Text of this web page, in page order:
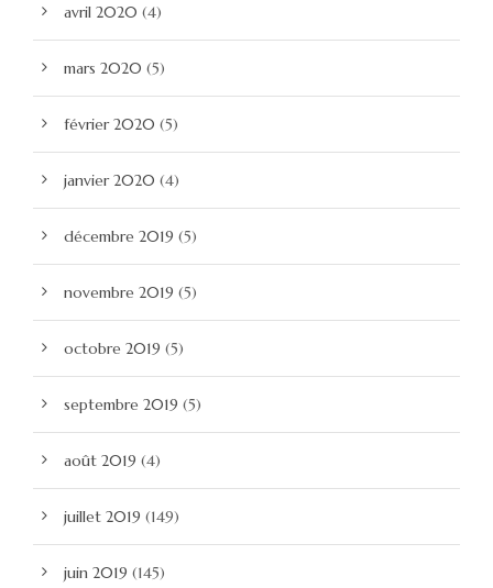
avril 2020 (4)
mars 2020 (5)
février 2020 (5)
janvier 2020 (4)
décembre 2019 (5)
novembre 2019 (5)
octobre 2019 (5)
septembre 2019 (5)
août 2019 (4)
juillet 2019 (149)
juin 2019 (145)